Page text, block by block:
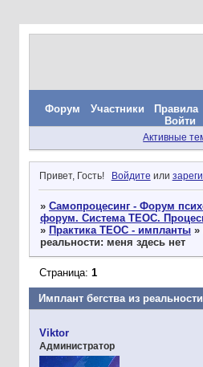
Форум Участники Правила
Войти
Активные
Привет, Гость! Войдите или
» Самопроцесинг - Форум
форум. Система ТЕОС.
» Практика ТЕОС - импланты »
реальности: меня здесь нет
Имплант бегства из
Страница: 1
Viktor
Администратор